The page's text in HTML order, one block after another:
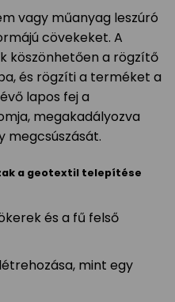
vagy műanyag leszúró
cövekeket. A
köszönhetően a rögzítő
és rögzíti a terméket a
lapos fej a
megakadályozva
megcsúszását.
a geotextil telepítése
és a fű felső
mint egy